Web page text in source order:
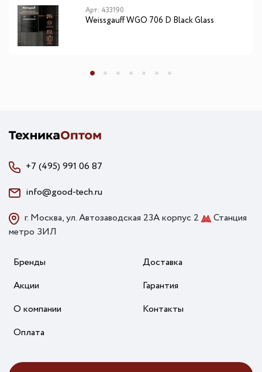
Арт: 433190
Weissgauff WGO 706 D Black Glass
+7 (495) 991 06 87
info@good-tech.ru
г. Москва, ул. Автозаводская 23А корпус 2
Станция
метро ЗИЛ
Бренды
Акции
О компании
Оплата
Доставка
Гарантия
Контакты